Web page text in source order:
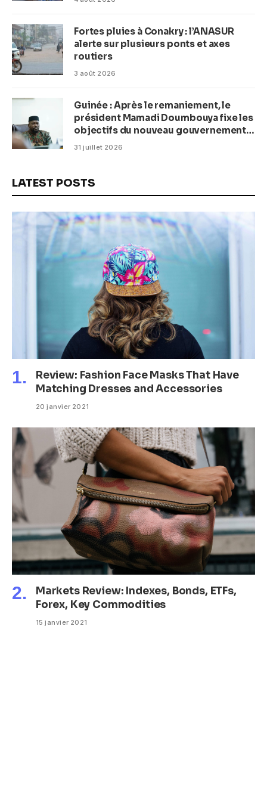
Fortes pluies à Conakry : l’ANASUR
alerte sur plusieurs ponts et axes
routiers
3 août 2026
Guinée : Après le remaniement, le
président Mamadi Doumbouya fixe les
objectifs du nouveau gouvernement
(CM)
31 juillet 2026
LATEST POSTS
Review: Fashion Face Masks That Have
Matching Dresses and Accessories
20 janvier 2021
Markets Review: Indexes, Bonds, ETFs,
Forex, Key Commodities
15 janvier 2021